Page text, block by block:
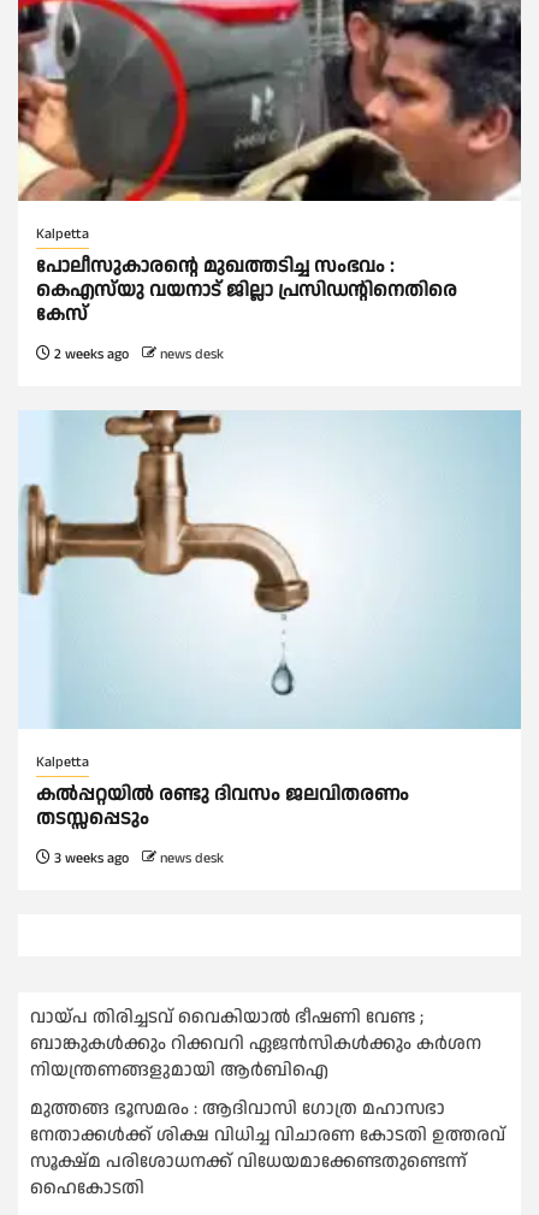
Kalpetta
പോലീസുകാരന്റെ മുഖത്തടിച്ച സംഭവം :
കെഎസ്‌യു വയനാട് ജില്ലാ പ്രസിഡന്റിനെതിരെ
കേസ്
2 weeks ago news desk
Kalpetta
കൽപ്പറ്റയിൽ രണ്ടു ദിവസം ജലവിതരണം
തടസ്സപ്പെടും
3 weeks ago news desk
വായ്പ തിരിച്ചടവ് വൈകിയാല്‍ ഭീഷണി വേണ്ട ;
ബാങ്കുകള്‍ക്കും റിക്കവറി ഏജൻസികള്‍ക്കും കര്‍ശന
നിയന്ത്രണങ്ങളുമായി ആര്‍ബിഐ
മുത്തങ്ങ ഭൂസമരം : ആദിവാസി ഗോത്ര മഹാസഭാ
നേതാക്കള്‍ക്ക് ശിക്ഷ വിധിച്ച വിചാരണ കോടതി ഉത്തരവ്
സൂക്ഷ്മ പരിശോധനക്ക് വിധേയമാക്കേണ്ടതുണ്ടെന്ന്
ഹൈകോടതി